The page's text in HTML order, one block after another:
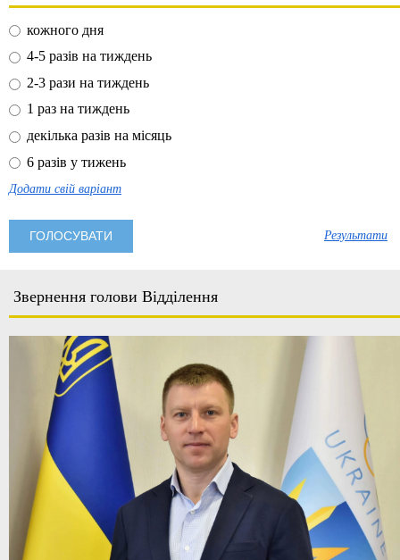
кожного дня
4-5 разів на тиждень
2-3 рази на тиждень
1 раз на тиждень
декілька разів на місяць
6 разів у тижень
Додати свій варіант
Результати
Звернення голови Відділення